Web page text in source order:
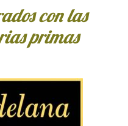
con las
primas